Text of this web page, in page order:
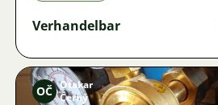
Verhandelbar
OČ Otakar
Černý